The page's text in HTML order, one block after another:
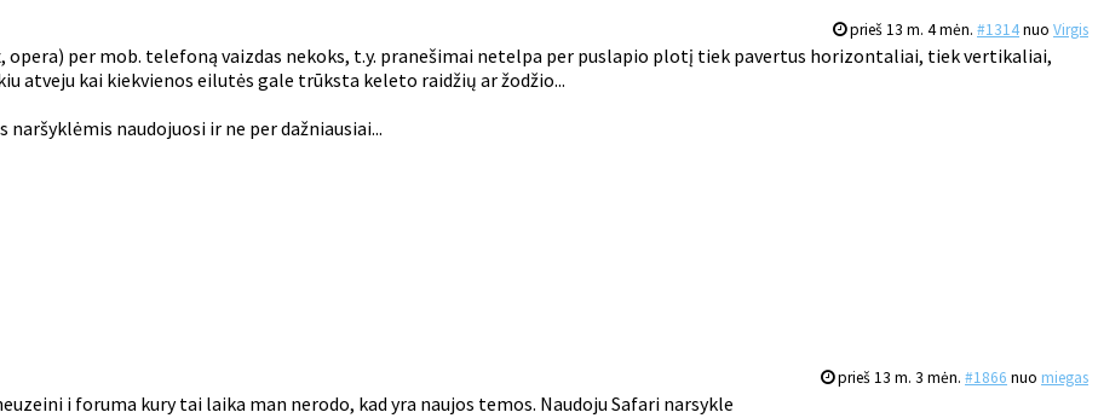
prieš 13 m. 4 mėn. #1314nuo Virgis
per mob. telefoną vaizdas nekoks, t.y. pranešimai netelpa per puslapio plotį tiek pavertus horizontaliai, tiek vertikaliai,
atveju kai kiekvienos eilutės gale trūksta keleto raidžių ar žodžio...
naudojuosi ir ne per dažniausiai...
prieš 13 m. 3 mėn. #1866 nuo miegas
i foruma kury tai laika man nerodo, kad yra naujos temos. Naudoju Safari narsykle